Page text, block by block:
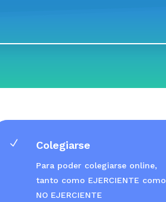
N Colegiarse
Para poder colegiarse online,
tanto como EJERCIENTE como
NO EJERCIENTE